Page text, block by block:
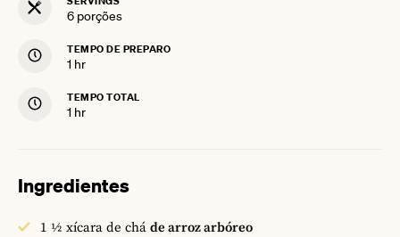
6 porções
TEMPO DE PREPARO
1hour
hr
TEMPO TOTAL
1hour
hr
Ingredientes
1 ½ xícara de chá de arroz arbóreo